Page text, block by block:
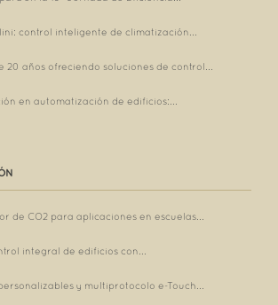
control inteligente de climatización...
20 años ofreciendo soluciones de control...
en automatización de edificios:...
de CO2 para aplicaciones en escuelas...
integral de edificios con...
y multiprotocolo e-Touch...